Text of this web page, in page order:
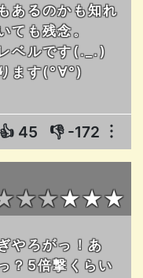
あるのかも知れ
ても残念。
ベルです(._.)
ます(°∀°)
👍 45 👎 -172 ︙
やろがっ！あ
？5倍撃くらい